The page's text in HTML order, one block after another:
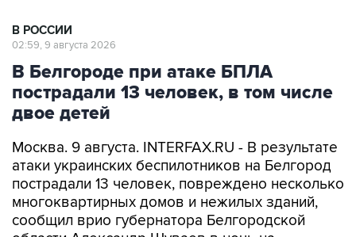
В Белгороде при атаке БПЛА
пострадали 13 человек, в том числе
двое детей
Москва. 9 августа. INTERFAX.RU - В результате
пострадали 13 человек, повреждено несколько
многоквартирных домов и нежилых зданий,
сообщил врио губернатора Белгородской
области Александр Шуваев в ночь на
воскресенье.